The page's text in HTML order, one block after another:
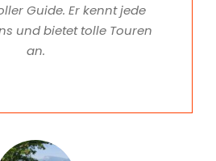
Guide. Er kennt jede
und bietet tolle Touren
an.